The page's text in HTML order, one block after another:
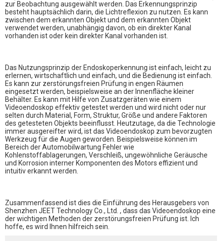
zur Beobachtung ausgewählt werden. Das Erkennungsprinzip
besteht hauptsächlich darin, die Lichtreflexion zu nutzen. Es kann
zwischen dem erkannten Objekt und dem erkannten Objekt
verwendet werden, unabhängig davon, ob ein direkter Kanal
vorhanden ist oder kein direkter Kanal vorhanden ist.
Das Nutzungsprinzip der Endoskoperkennung ist einfach, leicht zu
erlernen, wirtschaftlich und einfach, und die Bedienung ist einfach.
Es kann zur zerstörungsfreien Prüfung in engen Räumen
eingesetzt werden, beispielsweise an der Innenfläche kleiner
Behälter. Es kann mit Hilfe von Zusatzgeräten wie einem
Videoendoskop effektiv getestet werden und wird nicht oder nur
selten durch Material, Form, Struktur, Größe und andere Faktoren
des getesteten Objekts beeinflusst. Heutzutage, da die Technologie
immer ausgereifter wird, ist das Videoendoskop zum bevorzugten
Werkzeug für die Augen geworden. Beispielsweise können im
Bereich der Automobilwartung Fehler wie
Kohlenstoffablagerungen, Verschleiß, ungewöhnliche Geräusche
und Korrosion interner Komponenten des Motors effizient und
intuitiv erkannt werden.
Zusammenfassend ist dies die Einführung des Herausgebers von
Shenzhen JEET Technology Co., Ltd. , dass das Videoendoskop eine
der wichtigen Methoden der zerstörungsfreien Prüfung ist. Ich
hoffe, es wird Ihnen hilfreich sein.